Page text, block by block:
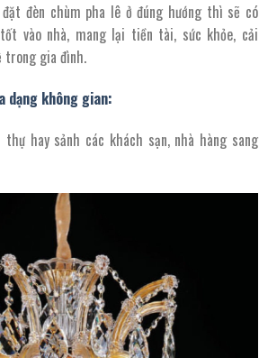
đèn chùm pha lê ở đúng hướng thì sẽ có
vào nhà, mang lại tiền tài, sức khỏe, cải
trong gia đình.
không gian:
hay sảnh các khách sạn, nhà hàng sang